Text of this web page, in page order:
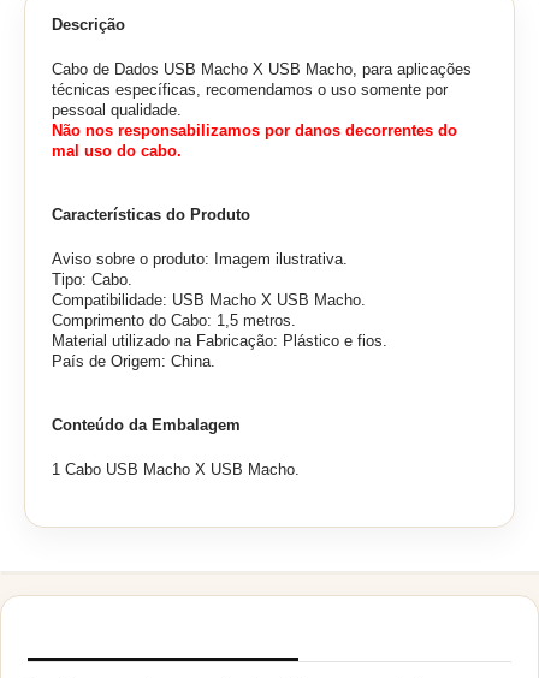
Descrição
Cabo de Dados USB Macho X USB Macho, para aplicações
técnicas específicas, recomendamos o uso somente por
pessoal qualidade.
Não nos responsabilizamos por danos decorrentes do
mal uso do cabo.
Características do Produto
Aviso sobre o produto: Imagem ilustrativa.
Tipo: Cabo.
Compatibilidade: USB Macho X USB Macho.
Comprimento do Cabo: 1,5 metros.
Material utilizado na Fabricação: Plástico e fios.
País de Origem: China.
Conteúdo da Embalagem
1 Cabo USB Macho X USB Macho